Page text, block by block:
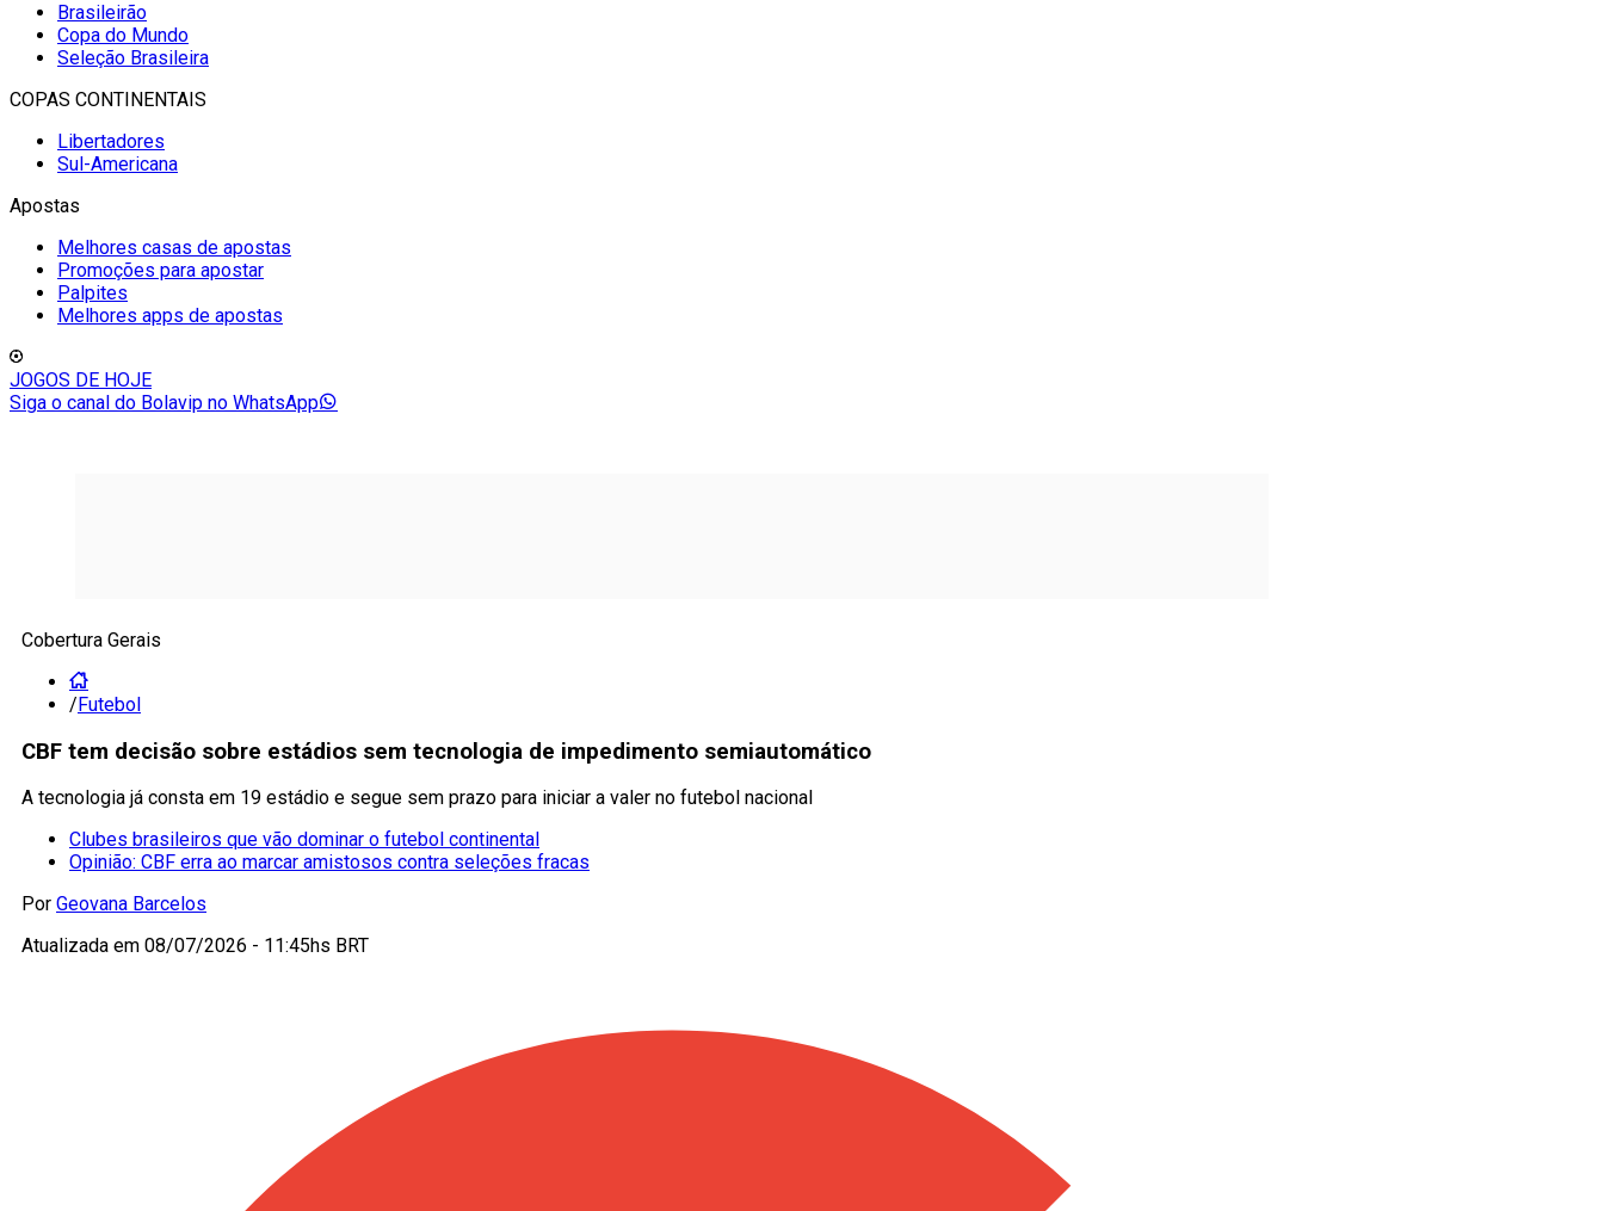
Brasileirão
Copa do Mundo
Seleção Brasileira
COPAS CONTINENTAIS
Libertadores
Sul-Americana
Apostas
Melhores casas de apostas
Promoções para apostar
Palpites
Melhores apps de apostas
JOGOS DE HOJE
Siga o canal do Bolavip no WhatsApp
Cobertura Gerais
/Futebol
CBF tem decisão sobre estádios sem tecnologia de impedimento semiautomático
A tecnologia já consta em 19 estádio e segue sem prazo para iniciar a valer no futebol nacional
Clubes brasileiros que vão dominar o futebol continental
Opinião: CBF erra ao marcar amistosos contra seleções fracas
Por Geovana Barcelos
Atualizada em 08/07/2026 - 11:45hs BRT